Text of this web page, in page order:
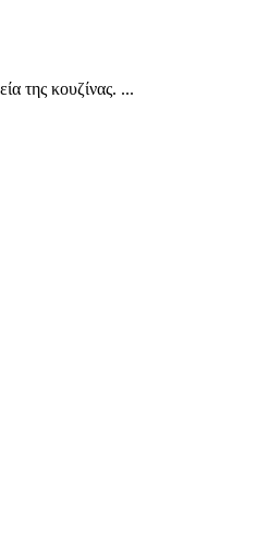
της κουζίνας. ...